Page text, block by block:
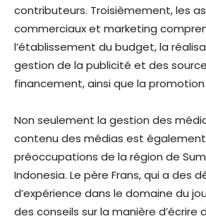
contributeurs. Troisièmement, les
commerciaux et marketing
l’établissement du budget, la
gestion de la publicité et des
financement, ainsi que la
Non seulement la gestion des
contenu des médias est
préoccupations de la région de
Indonesia. Le père Frans, qui a des
d’expérience dans le domaine du
des conseils sur la manière d’écrire